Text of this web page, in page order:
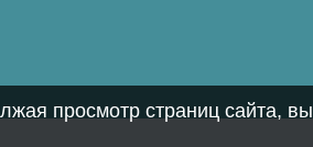
просмотр страниц сайта, вы